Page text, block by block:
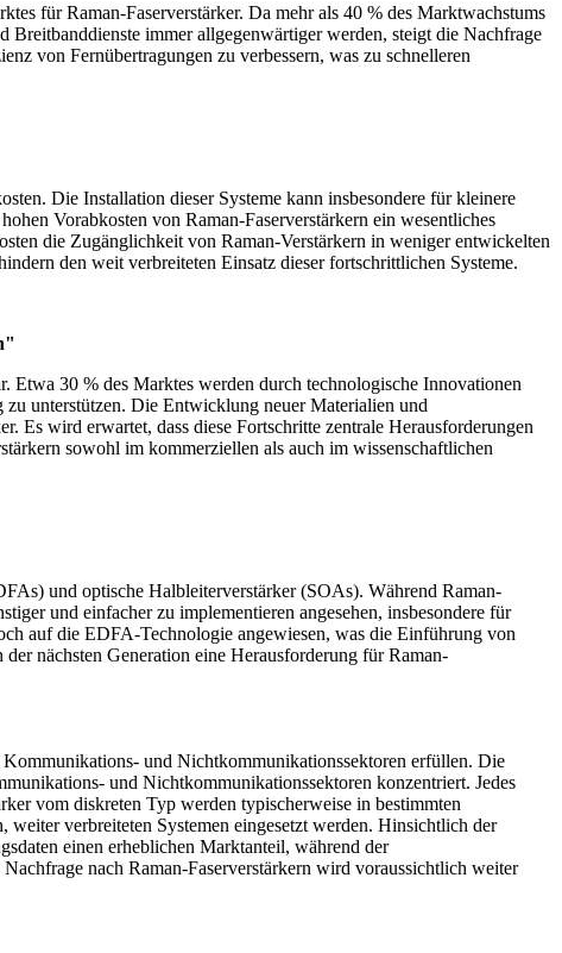
für Raman-Faserverstärker. Da mehr als 40 % des Marktwachstums
immer allgegenwärtiger werden, steigt die Nachfrage
von Fernübertragungen zu verbessern, was zu schnelleren
Die Installation dieser Systeme kann insbesondere für kleinere
Vorabkosten von Raman-Faserverstärkern ein wesentliches
die Zugänglichkeit von Raman-Verstärkern in weniger entwickelten
den weit verbreiteten Einsatz dieser fortschrittlichen Systeme.
Etwa 30 % des Marktes werden durch technologische Innovationen
zu unterstützen. Die Entwicklung neuer Materialien und
Es wird erwartet, dass diese Fortschritte zentrale Herausforderungen
sowohl im kommerziellen als auch im wissenschaftlichen
und optische Halbleiterverstärker (SOAs). Während Raman-
und einfacher zu implementieren angesehen, insbesondere für
auf die EDFA-Technologie angewiesen, was die Einführung von
nächsten Generation eine Herausforderung für Raman-
und Nichtkommunikationssektoren erfüllen. Die
und Nichtkommunikationssektoren konzentriert. Jedes
vom diskreten Typ werden typischerweise in bestimmten
verbreiteten Systemen eingesetzt werden. Hinsichtlich der
einen erheblichen Marktanteil, während der
nach Raman-Faserverstärkern wird voraussichtlich weiter